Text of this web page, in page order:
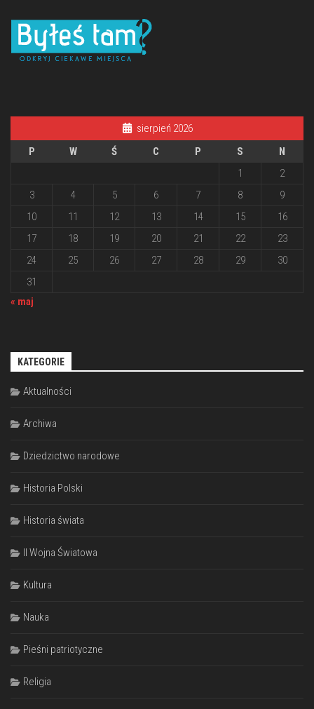
sierpień 2026
P
W Ś C P S
N
1
2
3
4 5 6 7 8
9
10
11 12 13 14 15
16
17
18 19 20 21 22
23
24
25 26 27 28 29
30
31
« maj
KATEGORIE
Aktualności
Archiwa
Dziedzictwo narodowe
Historia Polski
Historia świata
II Wojna Światowa
Kultura
Nauka
Pieśni patriotyczne
Religia